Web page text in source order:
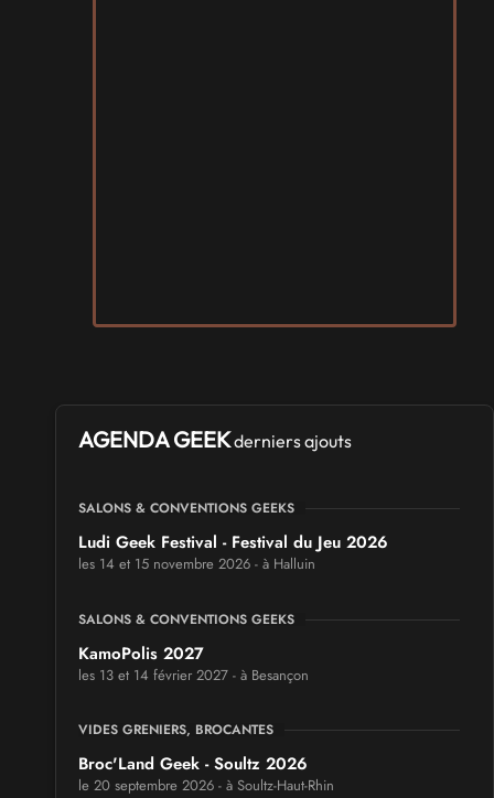
AGENDA GEEKderniers ajouts
SALONS & CONVENTIONS GEEKS
Ludi Geek Festival - Festival du Jeu 2026
les 14 et 15 novembre 2026 - à Halluin
SALONS & CONVENTIONS GEEKS
KamoPolis 2027
les 13 et 14 février 2027 - à Besançon
VIDES GRENIERS, BROCANTES
Broc'Land Geek - Soultz 2026
le 20 septembre 2026 - à Soultz-Haut-Rhin